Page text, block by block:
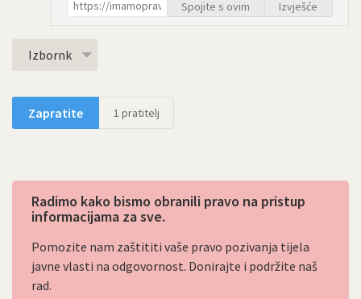
Spojite s ovim Izvješće
Izbornk
Zapratite 1 pratitelj
Radimo kako bismo obranili pravo na pristup
informacijama za sve.
Pomozite nam zaštititi vaše pravo pozivanja tijela
javne vlasti na odgovornost. Donirajte i podržite naš
rad.